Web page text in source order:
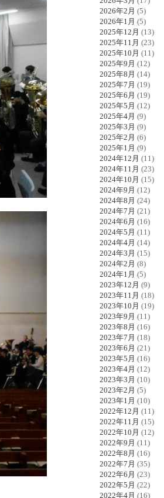
2026年2月 (5)
2026年1月 (5)
2025年12月 (13)
2025年11月 (23)
2025年10月 (11)
2025年9月 (12)
2025年8月 (14)
2025年7月 (19)
2025年6月 (19)
2025年5月 (12)
2025年4月 (9)
2025年3月 (9)
2025年2月 (6)
2025年1月 (9)
2024年12月 (11)
2024年11月 (23)
2024年10月 (15)
2024年9月 (12)
2024年8月 (24)
2024年7月 (21)
2024年6月 (16)
2024年5月 (11)
2024年4月 (14)
2024年3月 (15)
2024年2月 (8)
2024年1月 (5)
2023年12月 (9)
2023年11月 (18)
2023年10月 (19)
2023年9月 (11)
2023年8月 (16)
2023年7月 (18)
2023年6月 (21)
2023年5月 (16)
2023年4月 (12)
2023年3月 (10)
2023年2月 (5)
2023年1月 (10)
2022年12月 (11)
2022年11月 (15)
2022年10月 (12)
2022年9月 (11)
2022年8月 (16)
2022年7月 (35)
2022年6月 (23)
2022年5月 (22)
2022年4月 (16)